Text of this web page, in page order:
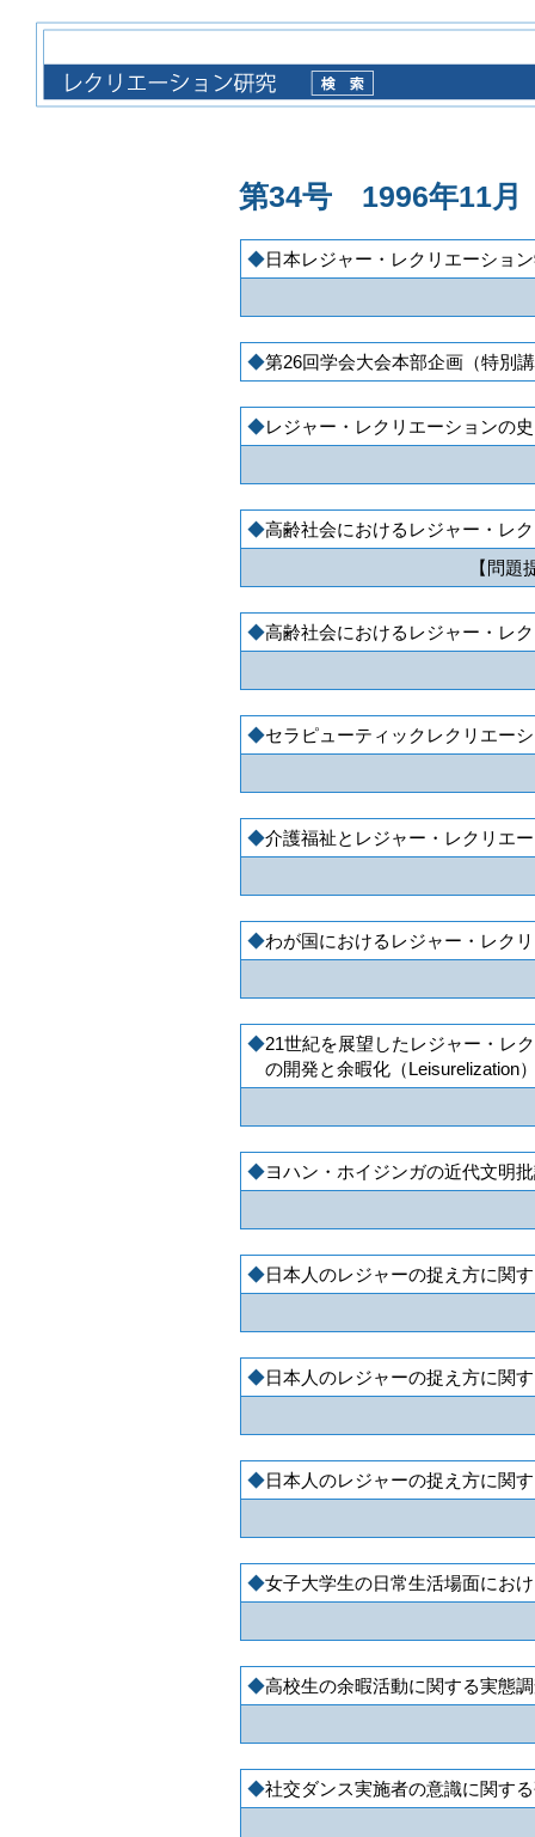
第34号 1996年11月
日本レジャー・レクリエーショ
第26回学会大会本部企画（特別
レジャー・レクリエーションの
高齢社会におけるレジャー・レ
【問
高齢社会におけるレジャー・レ
セラピューティックレクリエー
介護福祉とレジャー・レクリエ
わが国におけるレジャー・レク
21世紀を展望したレジャー・レ
の開発と余暇化（Leisurelization
ヨハン・ホイジンガの近代文明
日本人のレジャーの捉え方に関
日本人のレジャーの捉え方に関
日本人のレジャーの捉え方に関
女子大学生の日常生活場面にお
高校生の余暇活動に関する実態
社交ダンス実施者の意識に関す